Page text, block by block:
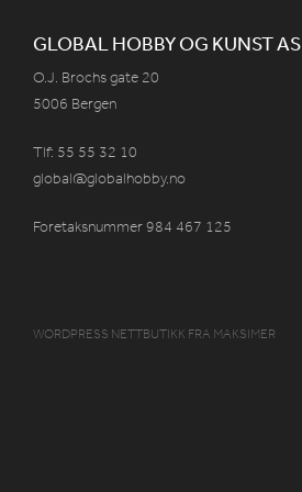
GLOBAL HOBBY OG KUNST AS
O.J. Brochs gate 20
5006 Bergen
Tlf: 55 55 32 10
global@globalhobby.no
Foretaksnummer 984 467 125
WORDPRESS NETTBUTIKK FRA MAKSIMER